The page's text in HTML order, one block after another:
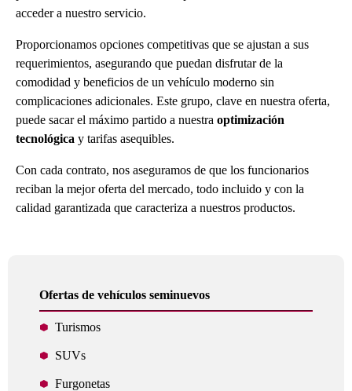
acceder a nuestro servicio.
Proporcionamos opciones competitivas que se ajustan a sus
requerimientos, asegurando que puedan disfrutar de la
comodidad y beneficios de un vehículo moderno sin
complicaciones adicionales. Este grupo, clave en nuestra oferta,
puede sacar el máximo partido a nuestra optimización
tecnológica y tarifas asequibles.
Con cada contrato, nos aseguramos de que los funcionarios
reciban la mejor oferta del mercado, todo incluido y con la
calidad garantizada que caracteriza a nuestros productos.
Ofertas de vehículos seminuevos
Turismos
SUVs
Furgonetas